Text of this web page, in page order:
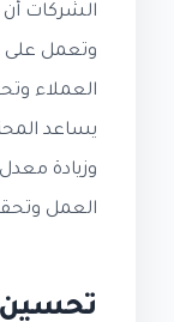
الشركات
وتعمل على
العملاء
يساعد
وزيادة
العمل
تحسين